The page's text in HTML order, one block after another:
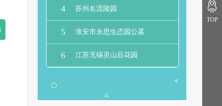
4 苏州名流陵园
5 淮安市永思生态园公墓
6 江苏无锡灵山后花园
TOP